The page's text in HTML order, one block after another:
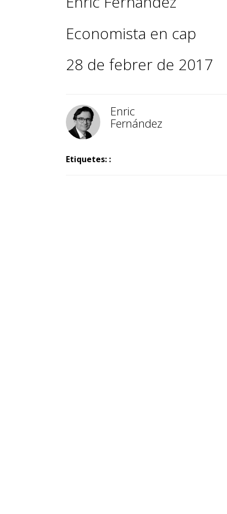
Economista en cap
28 de febrer de 2017
Enric
Fernández
Etiquetes: